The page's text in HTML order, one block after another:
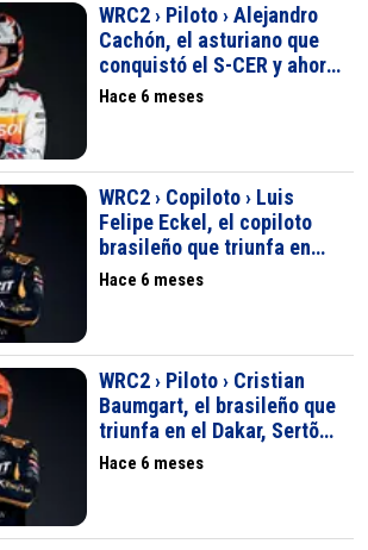
WRC2 › Piloto › Alejandro
Cachón, el asturiano que
conquistó el S-CER y ahora
triunfa en el WRC2
Hace 6 meses
WRC2 › Copiloto › Luis
Felipe Eckel, el copiloto
brasileño que triunfa en
Europa y Brasil
Hace 6 meses
WRC2 › Piloto › Cristian
Baumgart, el brasileño que
triunfa en el Dakar, Sertões
y rallies europeos
Hace 6 meses